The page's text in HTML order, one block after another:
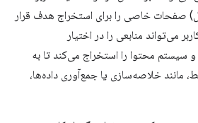
خاصی را برای استخراج هدف قرار
منابعی را در اختیار
محتوا را استخراج می‌کند تا به
خلاصه‌سازی یا جمع‌آوری داده‌ها،